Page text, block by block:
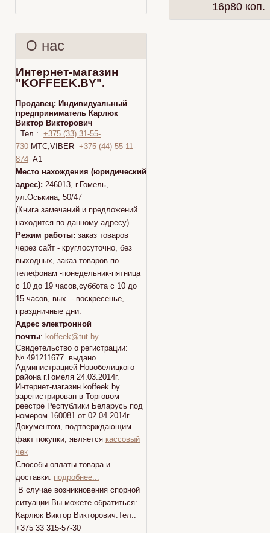
О нас
Интернет-магазин
"KOFFEEK.BY".
Продавец: Индивидуальный
предприниматель Карлюк
Виктор Викторович
Тел.: +375 (33) 31-55-
730 МТС,VIBER +375 (44) 55-11-
874 A1
Место нахождения (юридический
адрес): 246013, г.Гомель,
ул.Оськина, 50/47
(Книга замечаний и предложений
находится по данному адресу)
Режим работы: заказ товаров
через сайт - круглосуточно, без
выходных, заказ товаров по
телефонам -понедельник-пятница
с 10 до 19 часов,суббота с 10 до
15 часов, вых. - воскресенье,
праздничные дни.
Адрес электронной
почты: koffeek@tut.by
Свидетельство о регистрации:
№ 491211677 выдано
Администрацией Новобелицкого
района г.Гомеля 24.03.2014г.
Интернет-магазин koffeek.by
зарегистрирован в Торговом
реестре Республики Беларусь под
номером 160081 от 02.04.2014г.
Документом, подтверждающим
факт покупки, является кассовый
чек
Способы оплаты товара и
доставки: подробнее...
В случае возникновения спорной
ситуации Вы можете обратиться:
Карлюк Виктор Викторович.Тел.:
+375 33 315-57-30
16p80 коп.